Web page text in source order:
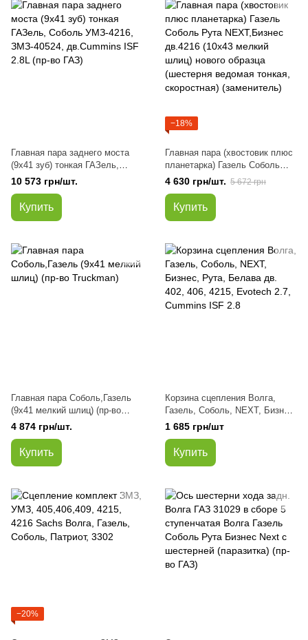
Главная пара заднего моста
(9х41 зуб) тонкая ГАЗель,
Соболь УМЗ-4216, ЗМЗ-40524,
дв.Сummins ISF 2.8L (пр-во
ГАЗ)
10 573 грн/шт.
Купить
−18%
Главная пара (хвостовик плюс
планетарка) Газель Соболь
Рута NEXT,Бизнес дв.4216
(10х43 мелкий шлиц) нового
образца (шестерня ведомая
тонкая, скоростная)
4 630 грн/шт. 5 672 грн
Купить
Главная пара Соболь,Газель
(9х41 мелкий шлиц) (пр-во
Truckman)
4 874 грн/шт.
Купить
Корзина сцепления Волга,
Газель, Соболь, NEXT, Бизнес,
Рута, Белава дв. 402, 406,
4215, Evotech 2.7, Cummins
ISF 2.8
1 685 грн/шт
Купить
−20%